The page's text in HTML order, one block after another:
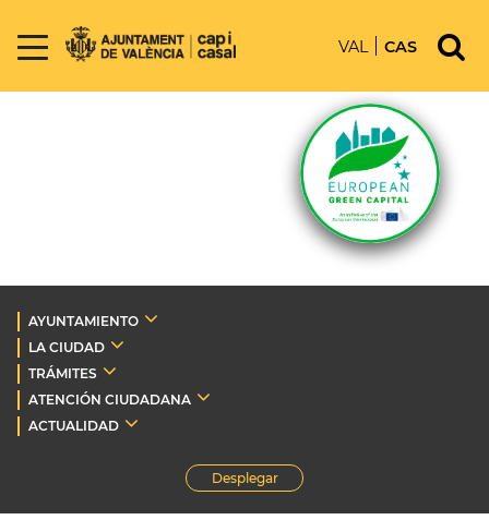
VAL CAS
AYUNTAMIENTO
LA CIUDAD
TRÁMITES
ATENCIÓN CIUDADANA
ACTUALIDAD
Desplegar